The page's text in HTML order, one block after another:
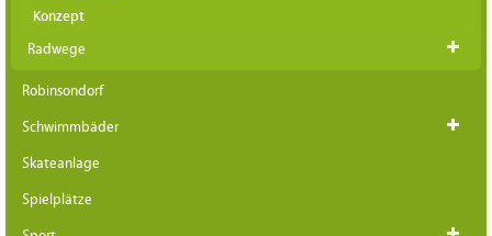
Konzept
Radwege
Robinsondorf
Schwimmbäder
Skateanlage
Spielplätze